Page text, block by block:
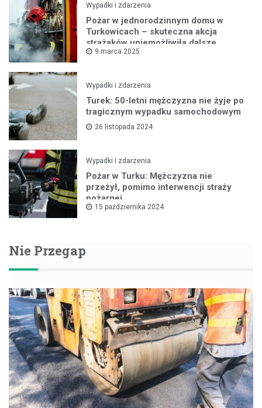
Wypadki i zdarzenia
Pożar w jednorodzinnym domu w
Turkowicach – skuteczna akcja
strażaków uniemożliwiła dalsze
rozprzestrzenianie się ognia
9 marca 2025
Wypadki i zdarzenia
Turek: 50-letni mężczyzna nie żyje po
tragicznym wypadku samochodowym
26 listopada 2024
Wypadki i zdarzenia
Pożar w Turku: Mężczyzna nie
przeżył, pomimo interwencji straży
pożarnej
15 października 2024
Nie Przegap